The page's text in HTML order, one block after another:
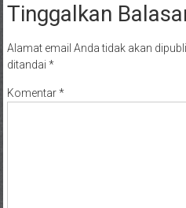
Tinggalkan
Alamat email Anda tidak akan
ditandai *
Komentar*